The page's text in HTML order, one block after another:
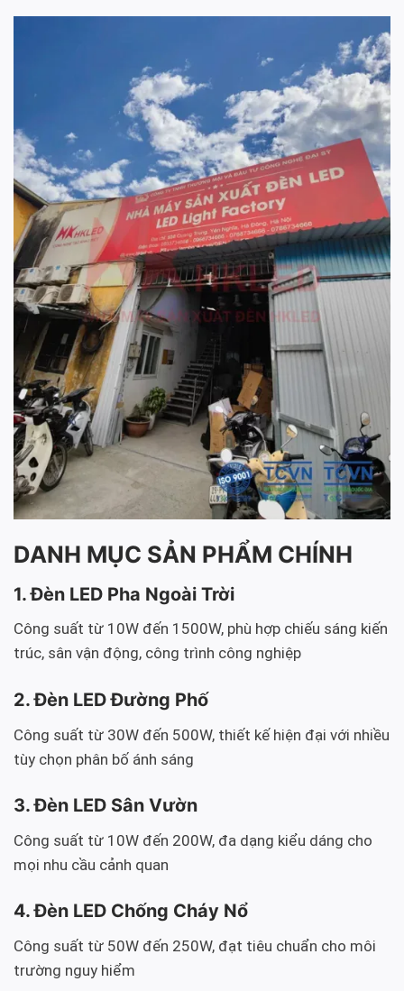
DANH MỤC SẢN PHẨM CHÍNH
1. Đèn LED Pha Ngoài Trời
Công suất từ 10W đến 1500W, phù hợp chiếu sáng kiến
trúc, sân vận động, công trình công nghiệp
2. Đèn LED Đường Phố
Công suất từ 30W đến 500W, thiết kế hiện đại với nhiều
tùy chọn phân bố ánh sáng
3. Đèn LED Sân Vườn
Công suất từ 10W đến 200W, đa dạng kiểu dáng cho
mọi nhu cầu cảnh quan
4. Đèn LED Chống Cháy Nổ
Công suất từ 50W đến 250W, đạt tiêu chuẩn cho môi
trường nguy hiểm